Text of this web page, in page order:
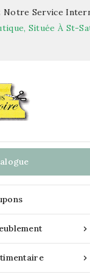
Service
Située À St-

